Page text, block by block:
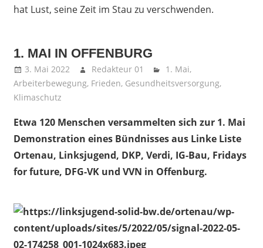
hat Lust, seine Zeit im Stau zu verschwenden.
1. MAI IN OFFENBURG
3. Mai 2022 Redakteur 01 1. Mai,
Arbeiterbewegung, Frieden, Gesundheitsversorgung,
Klimaschutz
Etwa 120 Menschen versammelten sich zur 1. Mai
Demonstration eines Bündnisses aus Linke Liste
Ortenau, Linksjugend, DKP, Verdi, IG-Bau, Fridays
for future, DFG-VK und VVN in Offenburg.